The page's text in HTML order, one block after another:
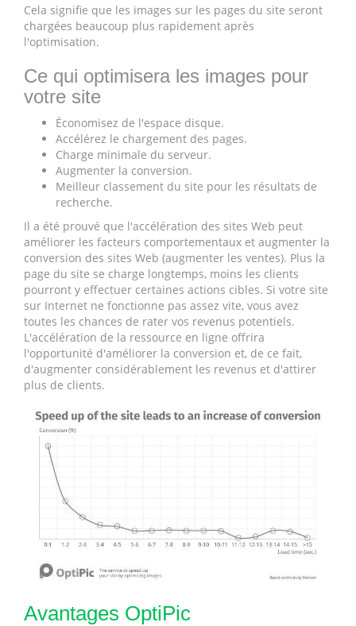
Cela signifie que les images sur les pages du site seront
chargées beaucoup plus rapidement après
l'optimisation.
Ce qui optimisera les images pour
votre site
Économisez de l'espace disque.
Accélérez le chargement des pages.
Charge minimale du serveur.
Augmenter la conversion.
Meilleur classement du site pour les résultats de
recherche.
Il a été prouvé que l'accélération des sites Web peut
améliorer les facteurs comportementaux et augmenter la
conversion des sites Web (augmenter les ventes). Plus la
page du site se charge longtemps, moins les clients
pourront y effectuer certaines actions cibles. Si votre site
sur Internet ne fonctionne pas assez vite, vous avez
toutes les chances de rater vos revenus potentiels.
L'accélération de la ressource en ligne offrira
l'opportunité d'améliorer la conversion et, de ce fait,
d'augmenter considérablement les revenus et d'attirer
plus de clients.
Avantages OptiPic